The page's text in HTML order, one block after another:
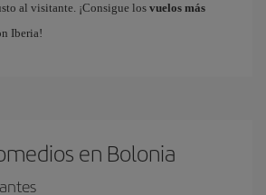
al visitante. ¡Consigue los vuelos más
Iberia!
en Bolonia